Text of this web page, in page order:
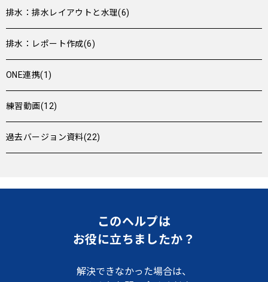
排水：排水レイアウトと水理(6)
排水：レポート作成(6)
ONE連携(1)
練習動画(12)
過去バージョン資料(22)
このヘルプは
お役に立ちましたか？
解決できなかった場合は、